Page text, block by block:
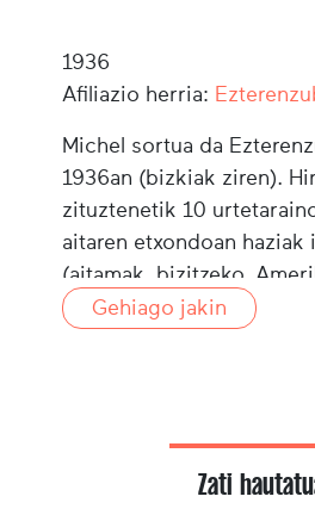
1936
Afiliazio herria:
Michel sortua da
1936an (bizkiak ziren).
zituztenetik 10
aitaren etxondoan haziak
(aitamak, bizitzeko,
zirelakotz). 1949an familia
artzaingoarekin batera,
Gehiago jakin
Zati